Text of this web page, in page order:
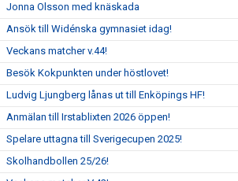
Jonna Olsson med knäskada
Ansök till Widénska gymnasiet idag!
Veckans matcher v.44!
Besök Kokpunkten under höstlovet!
Ludvig Ljungberg lånas ut till Enköpings HF!
Anmälan till Irstablixten 2026 öppen!
Spelare uttagna till Sverigecupen 2025!
Skolhandbollen 25/26!